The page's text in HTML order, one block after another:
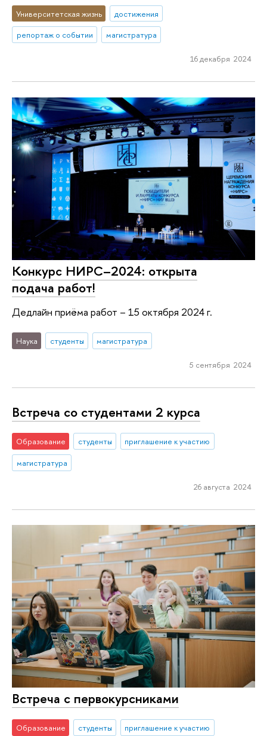
Университетская жизнь
достижения
репортаж о событии
магистратура
16 декабря 2024
Конкурс НИРС–2024: открыта
подача работ!
Дедлайн приёма работ – 15 октября 2024 г.
Наука студенты магистратура
5 сентября 2024
Встреча со студентами 2 курса
Образование студенты
приглашение к участию
магистратура
26 августа 2024
Встреча с первокурсниками
Образование студенты приглашение к участию